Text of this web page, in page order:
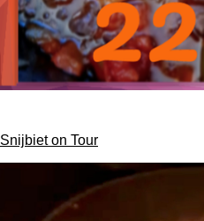
Snijbiet on Tour